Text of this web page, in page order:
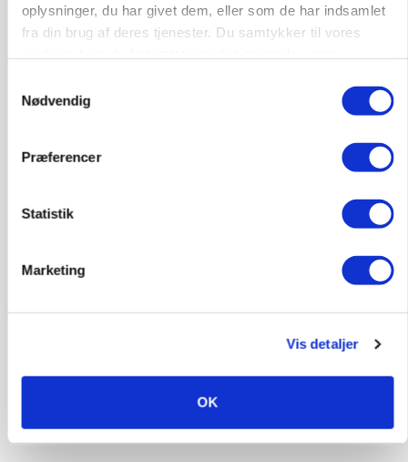
oplysninger, du har givet dem, eller som de har indsamlet
fra din brug af deres tjenester. Du samtykker til vores
Nødvendig
Præferencer
Statistik
Marketing
Vis detaljer
OK
protestgruppe vil demonstrere mod ny
Snart kan man søge tilskud til naturprojekter